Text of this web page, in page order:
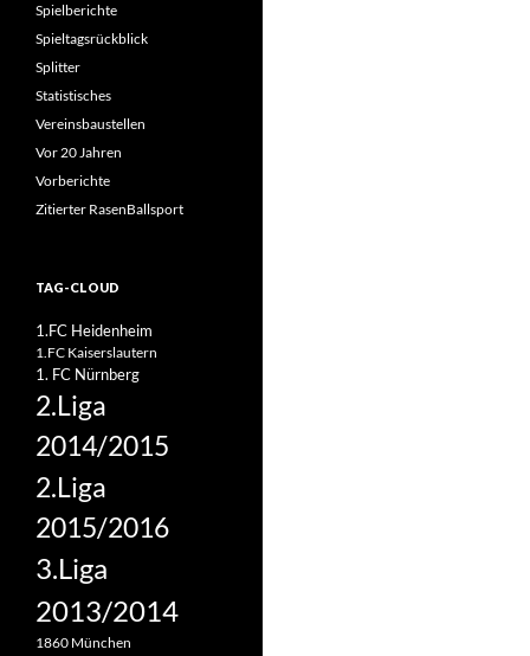
Spielberichte
Spieltagsrückblick
Splitter
Statistisches
Vereinsbaustellen
Vor 20 Jahren
Vorberichte
Zitierter RasenBallsport
TAG-CLOUD
1.FC Heidenheim
1.FC Kaiserslautern
1. FC Nürnberg
2.Liga
2014/2015
2.Liga
2015/2016
3.Liga
2013/2014
1860 München